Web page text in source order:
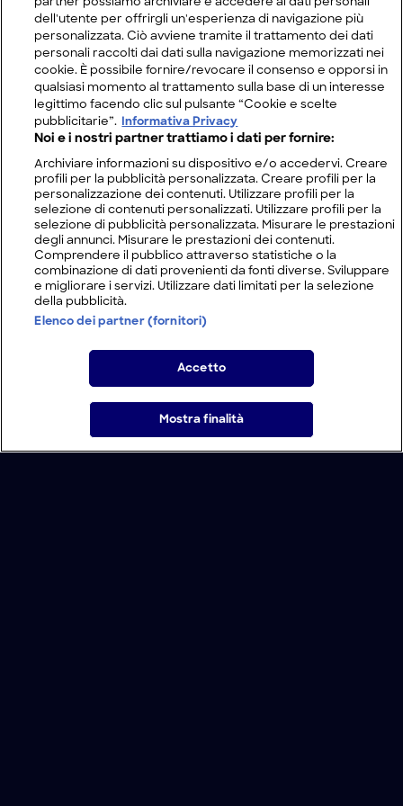
dell'utente per offrirgli un'esperienza di navigazione più
personalizzata. Ciò avviene tramite il trattamento dei dati
personali raccolti dai dati sulla navigazione memorizzati nei
cookie. È possibile fornire/revocare il consenso e opporsi in
qualsiasi momento al trattamento sulla base di un interesse
legittimo facendo clic sul pulsante “Cookie e scelte
pubblicitarie”.
Informativa Privacy
Noi e i nostri partner trattiamo i dati per fornire:
Archiviare informazioni su dispositivo e/o accedervi. Creare
profili per la pubblicità personalizzata. Creare profili per la
personalizzazione dei contenuti. Utilizzare profili per la
selezione di contenuti personalizzati. Utilizzare profili per la
selezione di pubblicità personalizzata. Misurare le prestazioni
degli annunci. Misurare le prestazioni dei contenuti.
Comprendere il pubblico attraverso statistiche o la
combinazione di dati provenienti da fonti diverse. Sviluppare
e migliorare i servizi. Utilizzare dati limitati per la selezione
della pubblicità.
Elenco dei partner (fornitori)
Accetto
Mostra finalità